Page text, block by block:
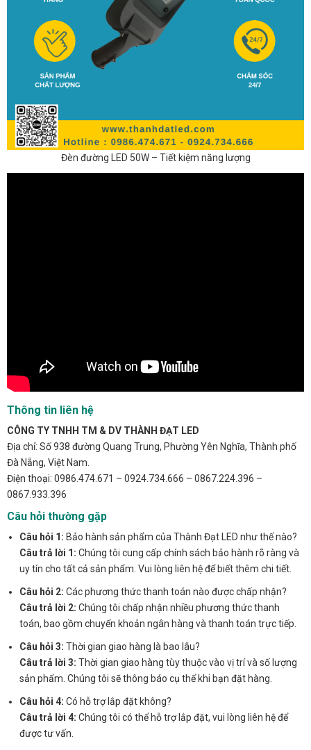
Đèn đường LED 50W – Tiết kiệm năng lượng
Thông tin liên hệ
CÔNG TY TNHH TM & DV THÀNH ĐẠT LED
Địa chỉ: Số 938 đường Quang Trung, Phường Yên Nghĩa, Thành phố
Đà Nẵng, Việt Nam.
Điện thoại: 0986.474.671 – 0924.734.666 – 0867.224.396 –
0867.933.396
Câu hỏi thường gặp
Câu hỏi 1: Bảo hành sản phẩm của Thành Đạt LED như thế nào?
Câu trả lời 1: Chúng tôi cung cấp chính sách bảo hành rõ ràng và
uy tín cho tất cả sản phẩm. Vui lòng liên hệ để biết thêm chi tiết.
Câu hỏi 2: Các phương thức thanh toán nào được chấp nhận?
Câu trả lời 2: Chúng tôi chấp nhận nhiều phương thức thanh
toán, bao gồm chuyển khoản ngân hàng và thanh toán trực tiếp.
Câu hỏi 3: Thời gian giao hàng là bao lâu?
Câu trả lời 3: Thời gian giao hàng tùy thuộc vào vị trí và số lượng
sản phẩm. Chúng tôi sẽ thông báo cụ thể khi bạn đặt hàng.
Câu hỏi 4: Có hỗ trợ lắp đặt không?
Câu trả lời 4: Chúng tôi có thể hỗ trợ lắp đặt, vui lòng liên hệ để
được tư vấn.